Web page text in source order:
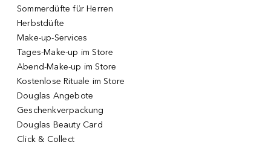
Sommerdüfte für Herren
Herbstdüfte
Make-up-Services
Tages-Make-up im Store
Abend-Make-up im Store
Kostenlose Rituale im Store
Douglas Angebote
Geschenkverpackung
Douglas Beauty Card
Click & Collect